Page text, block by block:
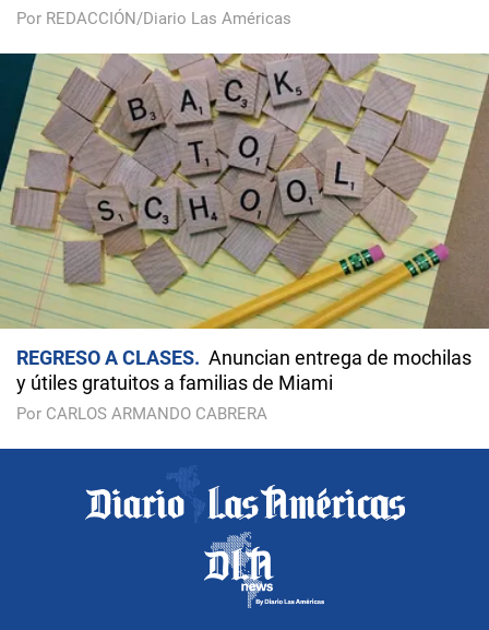
Por REDACCIÓN/Diario Las Américas
REGRESO A CLASES
Anuncian entrega de mochilas
y útiles gratuitos a familias de Miami
Por CARLOS ARMANDO CABRERA